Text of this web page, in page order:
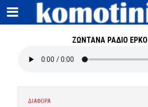
ΖΩΝΤΑΝΑ ΡΑΔΙΟ ΕΡΚΟ
ΔΙΑΦΟΡΑ